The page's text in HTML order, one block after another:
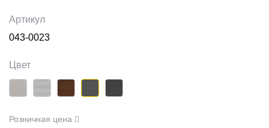
Артикул
043-0023
Цвет
Розничная цена